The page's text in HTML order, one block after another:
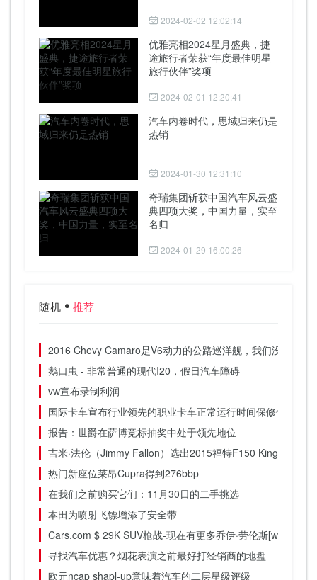
2024-02-02 12:02:14
优雅亮相2024星月盛典，捷
途旅行者荣获“年度最佳明星
旅行伙伴”奖项
2024-02-01 12:20:41
汽车内卷时代，思域归来仍是
热销
2024-01-30 12:31:10
奇瑞集团斩获中国汽车风云盛
典四项大奖，中国力量，实至
名归
2024-01-29 16:00:26
随机 推荐
2016 Chevy Camaro是V6动力的公路巡洋舰，我们没想到会
鹅口虫 - 非常普通的现代I20，假日汽车障碍
vw宣布录制利润
国际卡车宣布行业领先的职业卡车正常运行时间保修包
报告：世爵在萨博竞标抽奖中处于领先地位
吉米·法伦（Jimmy Fallon）选出2015福特F150 King Ranch-
热门新座位莱昂Cupra得到276bbp
在我们之前购买它们：11月30日的二手挑选
本田为喷射飞镖增添了安全带
Cars.com $ 29K SUV枪战-现在有更多乔伊·劳伦斯[w / video]
寻找汽车优惠？烟花表演之前最好打经销商的地盘
欧元ncap shapl-up意味着汽车的二层星级评级